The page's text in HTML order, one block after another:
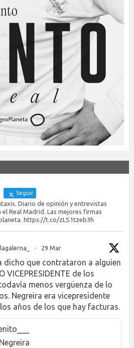
Seguir
Diario de opinión y entrevistas
Real Madrid. Las mejores firmas
https://t.co/zLS1tzeb3h
· 29 Mar
dicho que contrataron a alguien
VICEPRESIDENTE de los
menos vergüenza de lo
Negreira era vicepresidente
los años de los que hay facturas.